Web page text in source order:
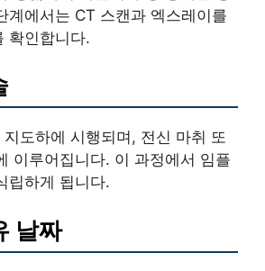
계에서는 CT 스캔과 엑스레이를
확인합니다.
도하에 시행되며, 전신 마취 또
이루어집니다. 이 과정에서 임플
립하게 됩니다.
날짜